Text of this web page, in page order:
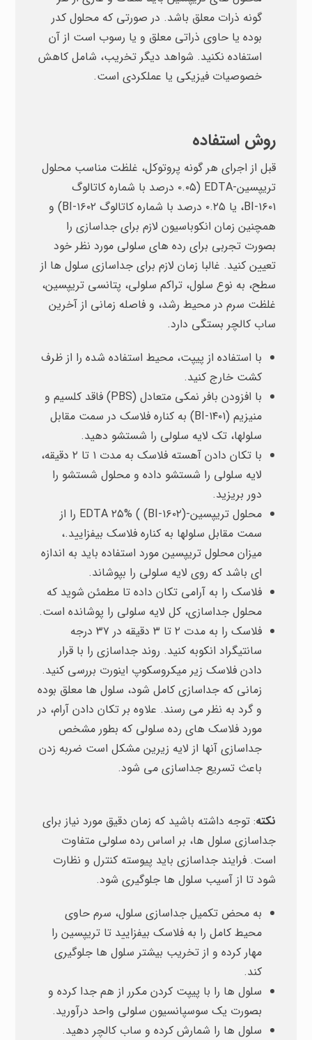
گونه ذرات معلق باشد. در صورتی که محلول کدر
بوده یا حاوی ذراتی معلق و یا رسوب است از آن
استفاده نکنید. شواهد دیگر تخریب، شامل کاهش
خصوصیات فیزیکی یا عملکردی است.
روش استفاده
قبل از اجرای هر گونه پروتوکل، غلظت مناسب محلول
تریپسین-EDTA (۰.۰۵ درصد با شماره کاتالوگ
BI-۱۶۰۱، یا ۰.۲۵ درصد با شماره کاتالوگ BI-۱۶۰۲) و
همچنین زمان انکوباسیون لازم برای جداسازی را
بصورت تجربی برای رده های سلولی مورد نظر خود
تعیین کنید. غالبا زمان لازم برای جداسازی سلول ها از
سطح، به نوع سلول، تراکم سلولی، پتانسی تریپسین،
غلظت سرم در محیط رشد، و فاصله زمانی از آخرین
ساب کالچر بستگی دارد.
با استفاده از پیپت، محیط استفاده شده را از ظرف
کشت خارج کنید.
با افزودن بافر نمکی متعادل (PBS) فاقد کلسیم و
منیزیم (BI-۱۴۰۱) به کناره فلاسک در سمت مقابل
سلولها، تک لایه سلولی را شستشو دهید.
با تکان دادن آهسته فلاسک به مدت ۱ تا ۲ دقیقه،
لایه سلولی را شستشو داده و محلول شستشو را
دور بریزید.
محلول تریپسین-EDTA ۲۵% ( (BI-۱۶۰۲) را از
سمت مقابل سلولها به کناره فلاسک بیفزایید.،
میزان محلول تریپسین مورد استفاده باید به اندازه
ای باشد که روی لایه سلولی را بپوشاند.
فلاسک را به آرامی تکان داده تا مطمئن شوید که
محلول جداسازی، کل لایه سلولی را پوشانده است.
فلاسک را به مدت ۲ تا ۳ دقیقه در ۳۷ درجه
سانتیگراد انکوبه کنید. روند جداسازی را با قرار
دادن فلاسک زیر میکروسکوپ اینورت بررسی کنید.
زمانی که جداسازی کامل شود، سلول ها معلق بوده
و گرد به نظر می رسند. علاوه بر تکان دادن آرام، در
مورد فلاسک های رده سلولی که بطور مشخص
جداسازی آنها از لایه زیرین مشکل است ضربه زدن
باعث تسریع جداسازی می شود.
نکته: توجه داشته باشید که زمان دقیق مورد نیاز برای
جداسازی سلول ها، بر اساس رده سلولی متفاوت
است. فرایند جداسازی باید پیوسته کنترل و نظارت
شود تا از آسیب سلول ها جلوگیری شود.
به محض تکمیل جداسازی سلول، سرم حاوی
محیط کامل را به فلاسک بیفزایید تا تریپسین را
مهار کرده و از تخریب بیشتر سلول ها جلوگیری
کند.
سلول ها را با پیپت کردن مکرر از هم جدا کرده و
بصورت یک سوسپانسیون سلولی واحد درآورید.
سلول ها را شمارش کرده و ساب کالچر دهید.